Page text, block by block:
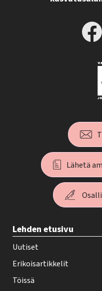
Lähetä
e
h
y
-
Lehden etusivu
Uutiset
Erikoisartikkelit
Töissä